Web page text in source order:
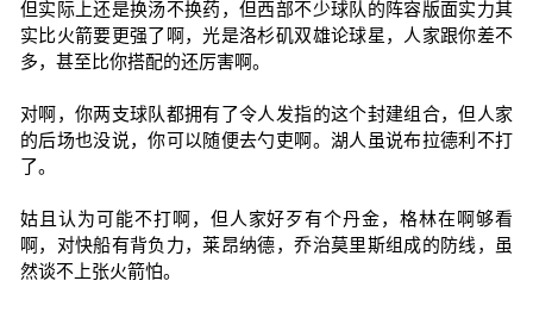
但实际上还是换汤不换药，但西部不少球队的阵容版面实力其
实比火箭要更强了啊，光是洛杉矶双雄论球星，人家跟你差不
多，甚至比你搭配的还厉害啊。
对啊，你两支球队都拥有了令人发指的这个封建组合，但人家
的后场也没说，你可以随便去勺吏啊。湖人虽说布拉德利不打
了。
姑且认为可能不打啊，但人家好歹有个丹金，格林在啊够看
啊，对快船有背负力，莱昂纳德，乔治莫里斯组成的防线，虽
然谈不上张火箭怕。